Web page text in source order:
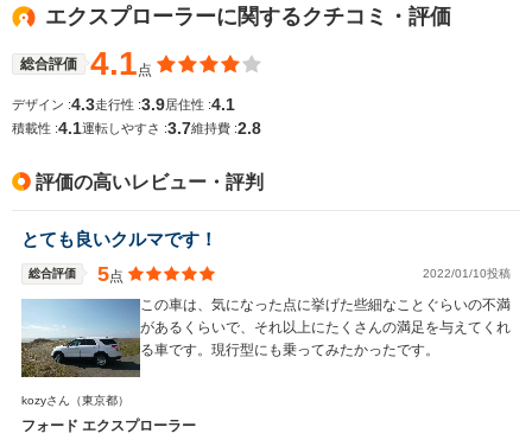
WLTCモード
燃費
エクスプローラーに関するクチコミ・評価
総合評価 4.1点
デザイン :4.3走行性 :3.9居住性 :4.1
積載性 :4.1運転しやすさ :3.7維持費 :2.8
評価の高いレビュー・評判
とても良いクルマです！
総合評価 5点 2022/01/10投稿
この車は、気になった点に挙げた些細なことぐらいの不満
があるくらいで、それ以上にたくさんの満足を与えてくれ
る車です。現行型にも乗ってみたかったです。
kozyさん （東京都）
フォード エクスプローラー